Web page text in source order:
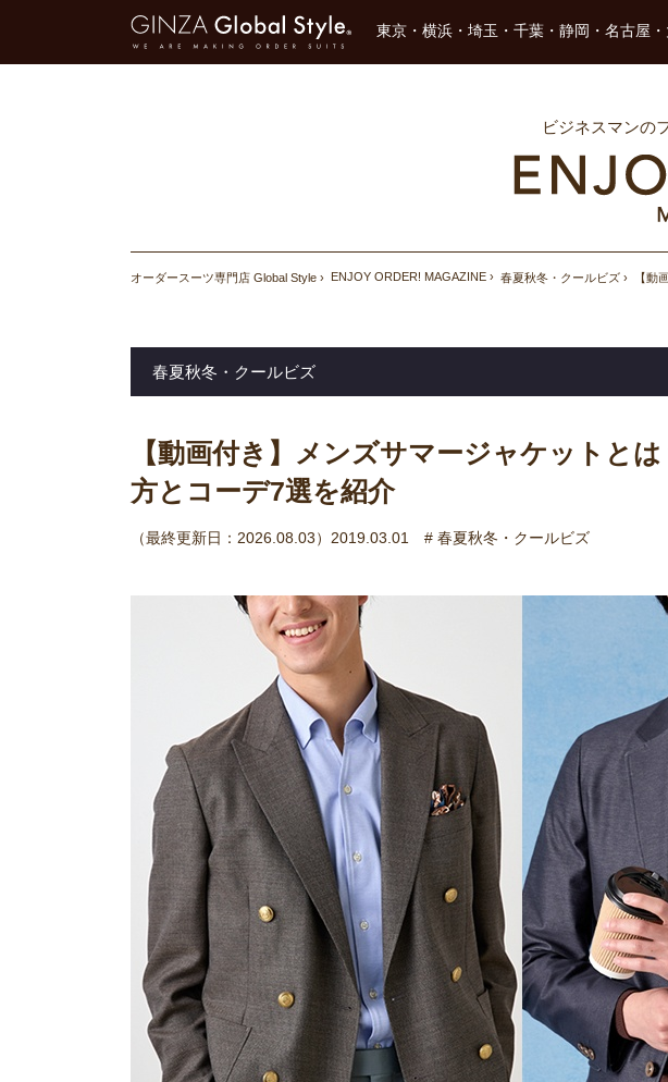
東京・横浜・埼玉・千葉・静岡・名古屋
ビジネスマンの
オーダースーツ専門店 Global Style ENJOY ORDER! MAGAZINE 春夏秋冬・クールビズ 【動
春夏秋冬・クールビズ
【動画付き】メンズサマージャケットと
方とコーデ7選を紹介
（最終更新日：2026.08.03）2019.03.01 # 春夏秋冬・クールビズ